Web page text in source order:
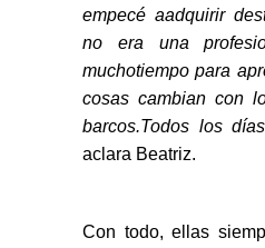
empecé aadquirir
no era una
muchotiempo para
cosas cambian con
barcos.Todos los
aclara Beatriz.
Con todo, ellas